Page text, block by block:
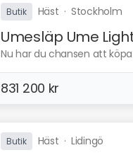
Butik Häst ·Stockholm
Umesläp Ume
Nu har du chansen att
831 200 kr
Butik Häst ·Lidingö